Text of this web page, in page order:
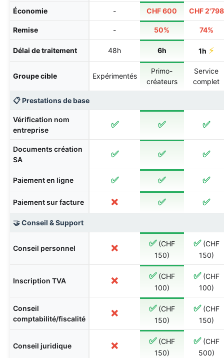
Économie - CHF 600 CHF 2'798
Remise - 50% 74%
Délai de traitement 48h 6h 1h ⚡
Groupe cible Expérimentés
Primo-
créateurs
Service
complet
📋 Prestations de base
Vérification nom
entreprise
✅ ✅ ✅
Documents création
SA
✅ ✅ ✅
Paiement en ligne ✅ ✅ ✅
Paiement sur facture ❌ ✅ ✅
🤝 Conseil & Support
Conseil personnel ❌ ✅(CHF
150)
✅(CHF
150)
Inscription TVA ❌ ✅(CHF
100)
✅(CHF
100)
Conseil
comptabilité/fiscalité
❌ ✅(CHF
150)
✅(CHF
150)
Conseil juridique ❌ ✅(CHF
150)
✅(CHF
500)